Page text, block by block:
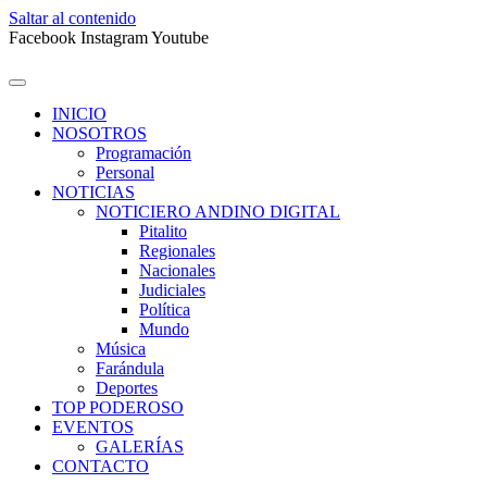
Saltar al contenido
Facebook InstagramYoutube
INICIO
NOSOTROS
Programación
Personal
NOTICIAS
NOTICIERO ANDINO DIGITAL
Pitalito
Regionales
Nacionales
Judiciales
Política
Mundo
Música
Farándula
Deportes
TOP PODEROSO
EVENTOS
GALERÍAS
CONTACTO